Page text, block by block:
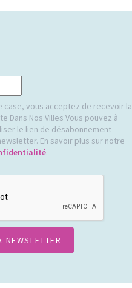
case, vous acceptez de recevoir la
Dans Nos Villes Vous pouvez à
le lien de désabonnement
En savoir plus sur notre
.